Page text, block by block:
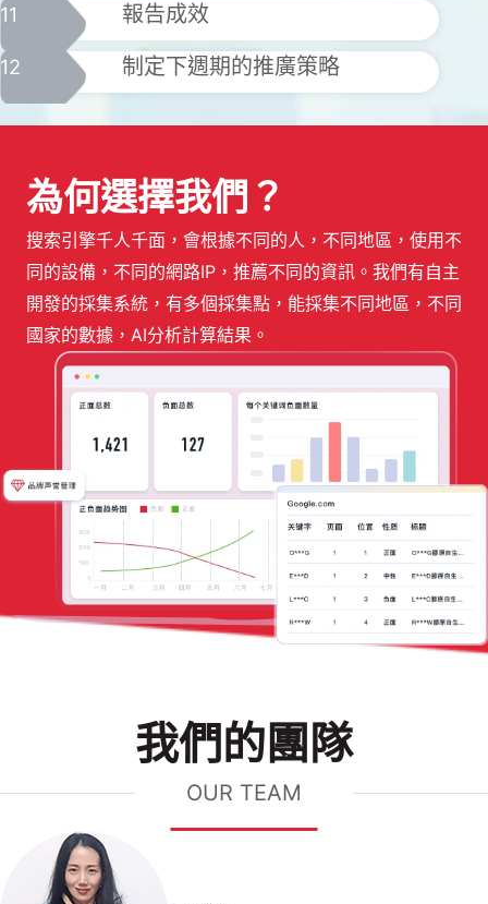
11 報告成效
12 制定下週期的推廣策略
為何選擇我們？
搜索引擎千人千面，會根據不同的人，不同地區，使用不
同的設備，不同的網路IP，推薦不同的資訊。我們有自主
開發的採集系統，有多個採集點，能採集不同地區，不同
國家的數據，AI分析計算結果。
我們的團隊
OUR TEAM